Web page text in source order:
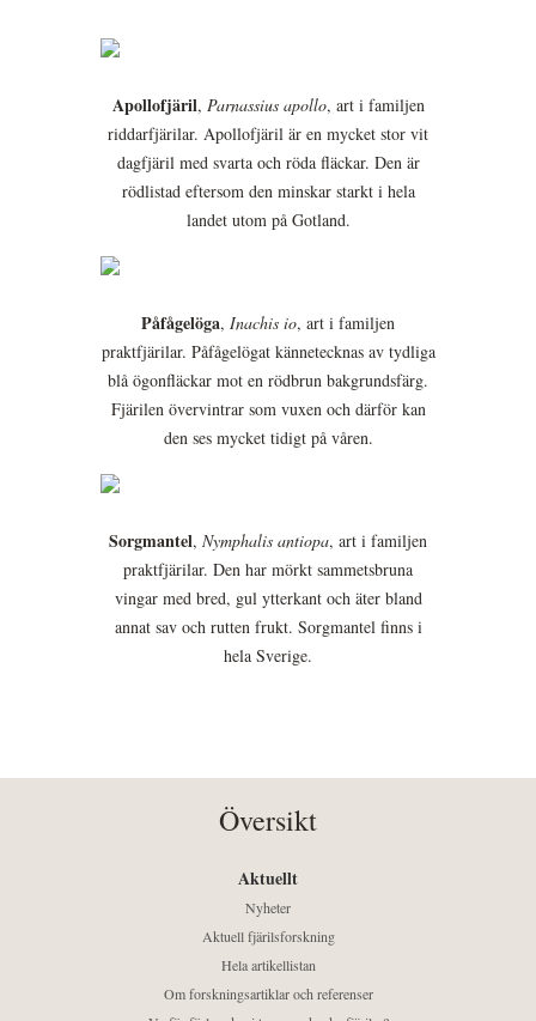
Apollofjäril, Parnassius apollo, art i familjen
riddarfjärilar. Apollofjäril är en mycket stor vit
dagfjäril med svarta och röda fläckar. Den är
rödlistad eftersom den minskar starkt i hela
landet utom på Gotland.
Påfågelöga, Inachis io, art i familjen
praktfjärilar. Påfågelögat kännetecknas av tydliga
blå ögonfläckar mot en rödbrun bakgrundsfärg.
Fjärilen övervintrar som vuxen och därför kan
den ses mycket tidigt på våren.
Sorgmantel, Nymphalis antiopa, art i familjen
praktfjärilar. Den har mörkt sammetsbruna
vingar med bred, gul ytterkant och äter bland
annat sav och rutten frukt. Sorgmantel finns i
hela Sverige.
Översikt
Aktuellt
Nyheter
Aktuell fjärilsforskning
Hela artikellistan
Om forskningsartiklar och referenser